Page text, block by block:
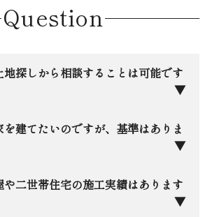
Question
探しから相談することは可能です
安城市に本社を構える地元企業と
載らないような地元の土地情報も
辺から、落ち着いた学区まで、住
「お客様にとって本当にいい家が
建てたいのですが、基準はありま
全棟で最高等級の「耐震等級3」
もちろん、さらに踏み込んだ許容
二世帯住宅の施工実績はあります